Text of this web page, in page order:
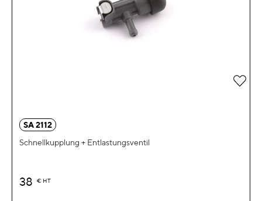
SA 2112
Schnellkupplung + Entlastungsventil
38 € HT
Zur